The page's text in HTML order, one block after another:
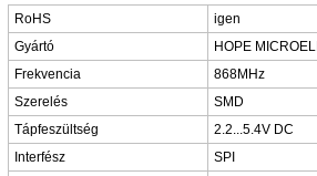
RoHS
igen
Gyártó
HOPE
Frekvencia
868MHz
Szerelés
SMD
Tápfeszültség
2.2...5.4V DC
Interfész
SPI